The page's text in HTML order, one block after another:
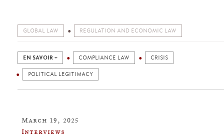
GLOBAL LAW REGULATION AND ECONOMIC LAW
EN SAVOIR + COMPLIANCE LAW CRISIS
POLITICAL LEGITIMACY
March 19, 2025
Interviews